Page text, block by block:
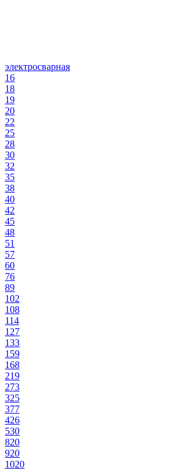
электросварная
16
18
19
20
22
25
28
30
32
35
38
40
42
45
48
51
57
60
76
89
102
108
114
127
133
159
168
219
273
325
377
426
530
820
920
1020